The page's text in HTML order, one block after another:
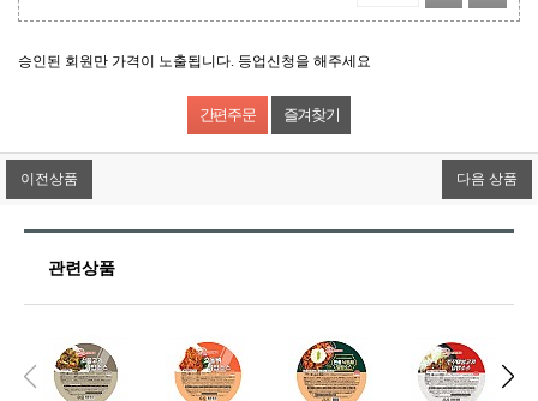
승인된 회원만 가격이 노출됩니다. 등업신청을 해주세요
즐겨찾기
이전상품 다음 상품
관련상품